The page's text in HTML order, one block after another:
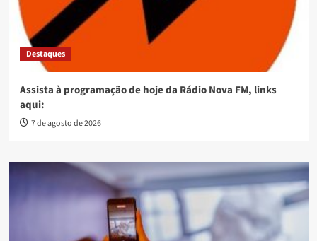
Destaques
Assista à programação de hoje da Rádio Nova FM, links
aqui:
7 de agosto de 2026